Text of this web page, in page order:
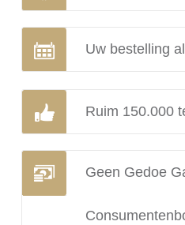
Uw bestelling
Ruim 150.000
Geen Gedoe